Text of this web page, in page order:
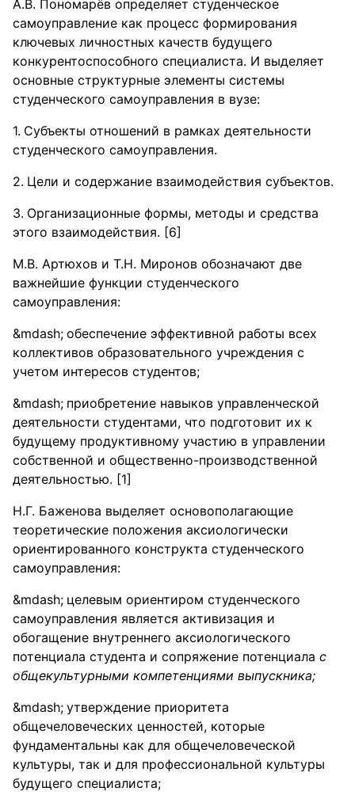
А.В. Пономарёв определяет студенческое
самоуправление как процесс формирования
ключевых личностных качеств будущего
конкурентоспособного специалиста. И выделяет
основные структурные элементы системы
студенческого самоуправления в вузе:
Субъекты отношений в рамках деятельности
студенческого самоуправления.
Цели и содержание взаимодействия субъектов.
Организационные формы, методы и средства
этого взаимодействия. [6]
М.В. Артюхов и Т.Н. Миронов обозначают две
важнейшие функции студенческого
самоуправления:
обеспечение эффективной работы всех
коллективов образовательного учреждения с
учетом интересов студентов;
приобретение навыков управленческой
деятельности студентами, что подготовит их к
будущему продуктивному участию в управлении
собственной и общественно-производственной
деятельностью. [1]
Н.Г. Баженова выделяет основополагающие
теоретические положения аксиологически
ориентированного конструкта студенческого
самоуправления:
целевым ориентиром студенческого
самоуправления является активизация и
обогащение внутреннего аксиологического
потенциала студента и сопряжение потенциала с
общекультурными компетенциями выпускника;
утверждение приоритета
общечеловеческих ценностей, которые
фундаментальны как для общечеловеческой
культуры, так и для профессиональной культуры
будущего специалиста;